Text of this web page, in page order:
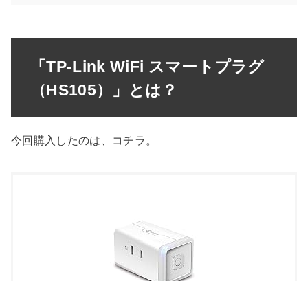
「TP-Link WiFi スマートプラグ
（HS105）」とは？
今回購入したのは、コチラ。